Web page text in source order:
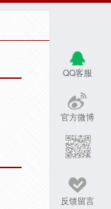
QQ客服
官方微博
反馈留言